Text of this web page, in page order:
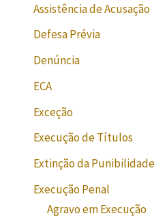
Assistência de Acusação
Defesa Prévia
Denúncia
ECA
Exceção
Execução de Títulos
Extinção da Punibilidade
Execução Penal
Agravo em Execução